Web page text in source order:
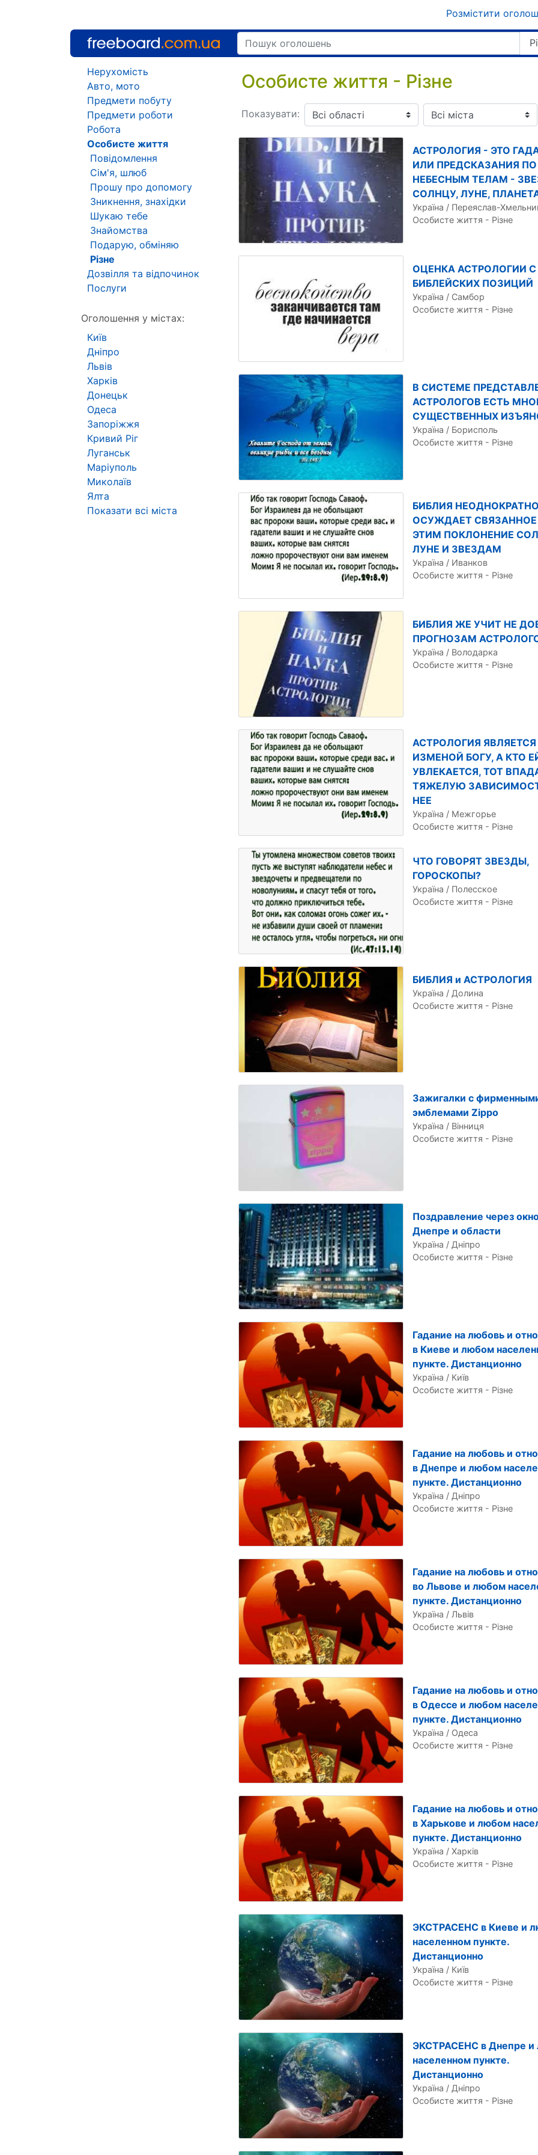
Розмістити
Особисте життя - Різне
Показувати:
АСТРОЛОГИЯ - ЭТО
ИЛИ ПРЕДСКАЗАНИЯ ПО
НЕБЕСНЫМ ТЕЛАМ -
СОЛНЦУ, ЛУНЕ,
Україна / Переяслав-
Особисте життя - Різне
ОЦЕНКА АСТРОЛОГИИ С
БИБЛЕЙСКИХ ПОЗИЦИЙ
Україна / Самбор
Особисте життя - Різне
В СИСТЕМЕ
АСТРОЛОГОВ ЕСТЬ
СУЩЕСТВЕННЫХ
Україна / Борисполь
Особисте життя - Різне
БИБЛИЯ НЕОДНОКРАТНО
ОСУЖДАЕТ СВЯЗАННОЕ
ЭТИМ ПОКЛОНЕНИЕ
ЛУНЕ И ЗВЕЗДАМ
Україна / Иванков
Особисте життя - Різне
БИБЛИЯ ЖЕ УЧИТ НЕ
ПРОГНОЗАМ
Україна / Володарка
Особисте життя - Різне
АСТРОЛОГИЯ ЯВЛЯЕТСЯ
ИЗМЕНОЙ БОГУ, А КТО
УВЛЕКАЕТСЯ, ТОТ
ТЯЖЕЛУЮ
НЕЕ
Україна / Межгорье
Особисте життя - Різне
ЧТО ГОВОРЯТ ЗВЕЗДЫ,
ГОРОСКОПЫ?
Україна / Полесское
Особисте життя - Різне
БИБЛИЯ и АСТРОЛОГИЯ
Україна / Долина
Особисте життя - Різне
Зажигалки с
эмблемами Zippo
Україна / Вінниця
Особисте життя - Різне
Поздравление через
Днепре и области
Україна / Дніпро
Особисте життя - Різне
Гадание на любовь и
в Киеве и любом
пункте. Дистанционно
Україна / Київ
Особисте життя - Різне
Гадание на любовь и
в Днепре и любом
пункте. Дистанционно
Україна / Дніпро
Особисте життя - Різне
Гадание на любовь и
во Львове и любом
пункте. Дистанционно
Україна / Львів
Особисте життя - Різне
Гадание на любовь и
в Одессе и любом
пункте. Дистанционно
Україна / Одеса
Особисте життя - Різне
Гадание на любовь и
в Харькове и любом
пункте. Дистанционно
Україна / Харків
Особисте життя - Різне
ЭКСТРАСЕНС в Киеве и
населенном пункте.
Дистанционно
Україна / Київ
Особисте життя - Різне
ЭКСТРАСЕНС в Днепре
населенном пункте.
Дистанционно
Україна / Дніпро
Особисте життя - Різне
Нерухомість
Авто, мото
Предмети побуту
Предмети роботи
Робота
Особисте життя
Повідомлення
Сім'я, шлюб
Прошу про допомогу
Зникнення, знахідки
Шукаю тебе
Знайомства
Подарую, обміняю
Різне
Дозвілля та відпочинок
Послуги
Оголошення у містах:
Київ
Дніпро
Львів
Харків
Донецьк
Одеса
Запоріжжя
Кривий Ріг
Луганськ
Маріуполь
Миколаїв
Ялта
Показати всі міста